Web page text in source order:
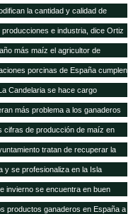
euros en tres años
la cantidad y calidad de
e industria, dice Ortiz
más maíz el agricultor de
porcinas de España cumplen
Candelaria se hace cargo
más problema a los ganaderos
la FNSEA
cifras de producción de maíz en
tratan de recuperar la
y se profesionaliza en la Isla
invierno se encuentra en buen
caídas
productos ganaderos en España a